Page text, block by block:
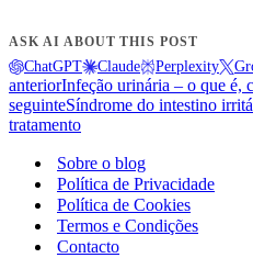
ASK AI ABOUT THIS POST
ChatGPT Claude Perplexity
anteriorInfeção urinária – o que é,
seguinteSíndrome do intestino
tratamento
Sobre o blog
Política de Privacidade
Política de Cookies
Termos e Condições
Contacto